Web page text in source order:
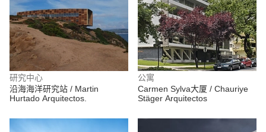
研究中心
沿海海洋研究站 / Martin
Hurtado Arquitectos.
公寓
Carmen Sylva大厦 / Chauriye
Stäger Arquitectos